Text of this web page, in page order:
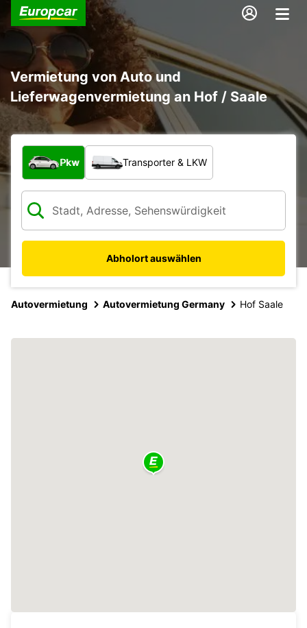
Vermietung von Auto und
Lieferwagenvermietung an Hof / Saale
Welche Art von Fahrzeug?
Pkw Transporter & LKW
Abholort auswählen
Autovermietung Autovermietung Germany Hof Saale